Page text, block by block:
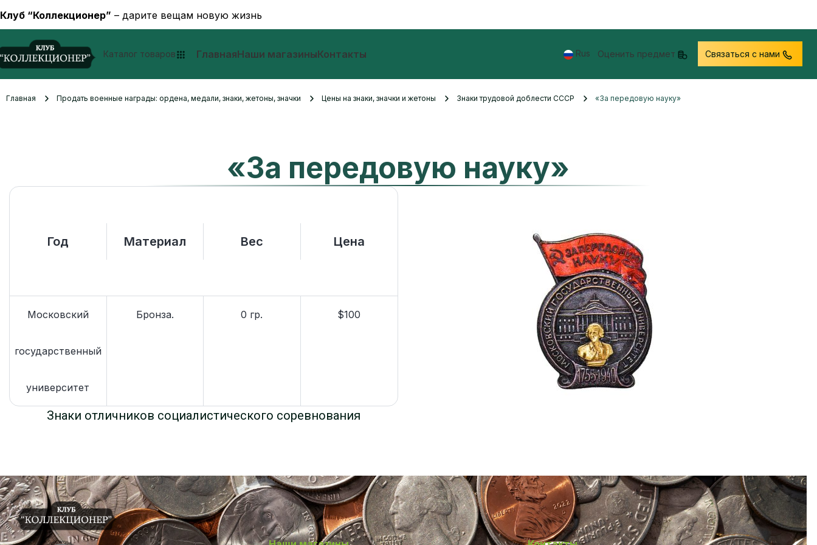
Клуб “Коллекционер” – дарите вещам новую жизнь
Каталог товаров ГлавнаяНаши магазиныКонтакты Rus Оценить предмет Связаться с нами
Главная Продать военные награды: ордена, медали, знаки, жетоны, значки Цены на знаки, значки и жетоны Знаки трудовой доблести СССР «За передовую науку»
«За передовую науку»
Год Материал Вес Цена
Московский
государственный
университет
Бронза. 0 гр. $100
Знаки отличников социалистического соревнования